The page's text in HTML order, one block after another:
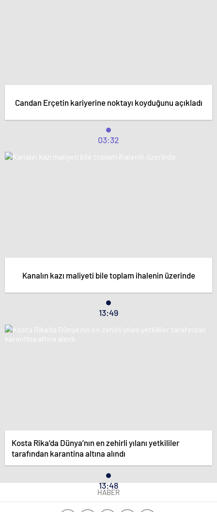
Candan Erçetin kariyerine noktayı koyduğunu açıkladı
03:32
Kanalın kazı maliyeti bile toplam ihalenin üzerinde
13:49
Kosta Rika’da Dünya’nın en zehirli yılanı yetkililer
tarafından karantina altına alındı
13:48
HABER